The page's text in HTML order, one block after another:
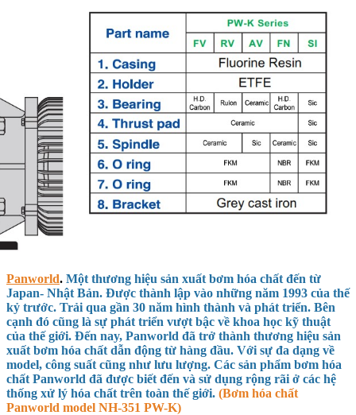
Panworld. Một thương hiệu sản xuất bơm hóa chất đến từ
Japan- Nhật Bản. Được thành lập vào những năm 1993 của thế
kỷ trước. Trải qua gần 30 năm hình thành và phát triển. Bên
cạnh đó cũng là sự phát triển vượt bậc về khoa học kỹ thuật
của thế giới. Đến nay, Panworld đã trở thành thương hiệu sản
xuất bơm hóa chất dẫn động từ hàng đầu. Với sự đa dạng về
model, công suất cũng như lưu lượng. Các sản phẩm bơm hóa
chất Panworld đã được biết đến và sử dụng rộng rãi ở các hệ
thống xử lý hóa chất trên toàn thế giới. (Bơm hóa chất
Panworld model NH-351 PW-K)